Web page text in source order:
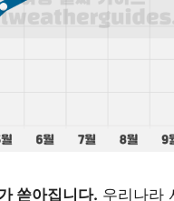
쏟아집니다. 우리나라